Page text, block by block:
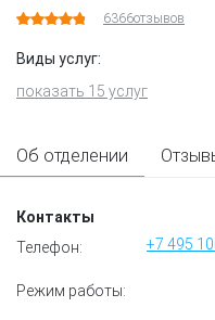
6366отзывов
Виды услуг:
показать 15 услуг
Об отделении
Контакты
Телефон:
Режим работы: